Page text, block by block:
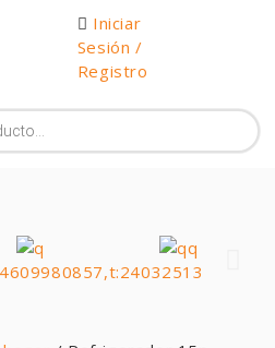
Iniciar
Sesión /
Registro